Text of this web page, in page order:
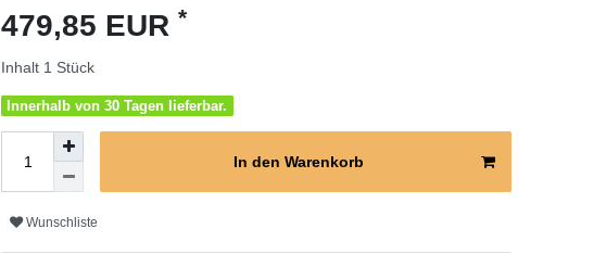
479,85 EUR *
Inhalt 1 Stück
Innerhalb von 30 Tagen lieferbar.
In den Warenkorb
Wunschliste